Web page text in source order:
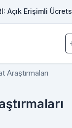
Açık Erişimli
Araştırmaları